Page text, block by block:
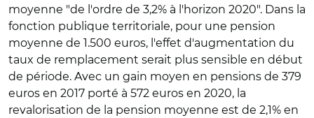
moyenne "de l'ordre de 3,2% à l'horizon 2020". Dans la
fonction publique territoriale, pour une pension
moyenne de 1.500 euros, l'effet d'augmentation du
taux de remplacement serait plus sensible en début
de période. Avec un gain moyen en pensions de 379
euros en 2017 porté à 572 euros en 2020, la
revalorisation de la pension moyenne est de 2,1% en